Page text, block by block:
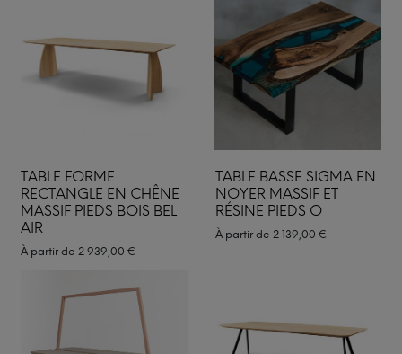
TABLE FORME
RECTANGLE EN CHÊNE
MASSIF PIEDS BOIS BEL
AIR
À partir de 2 939,00 €
TABLE BASSE SIGMA EN
NOYER MASSIF ET
RÉSINE PIEDS O
À partir de 2 139,00 €